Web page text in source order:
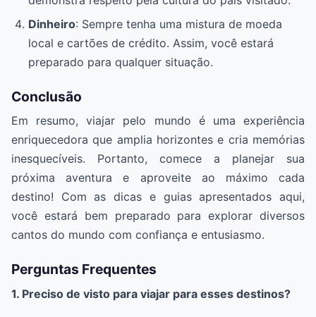
Dinheiro: Sempre tenha uma mistura de moeda
local e cartões de crédito. Assim, você estará
preparado para qualquer situação.
Conclusão
Em resumo, viajar pelo mundo é uma experiência
enriquecedora que amplia horizontes e cria memórias
inesquecíveis. Portanto, comece a planejar sua
próxima aventura e aproveite ao máximo cada
destino! Com as dicas e guias apresentados aqui,
você estará bem preparado para explorar diversos
cantos do mundo com confiança e entusiasmo.
Perguntas Frequentes
1. Preciso de visto para viajar para esses destinos?